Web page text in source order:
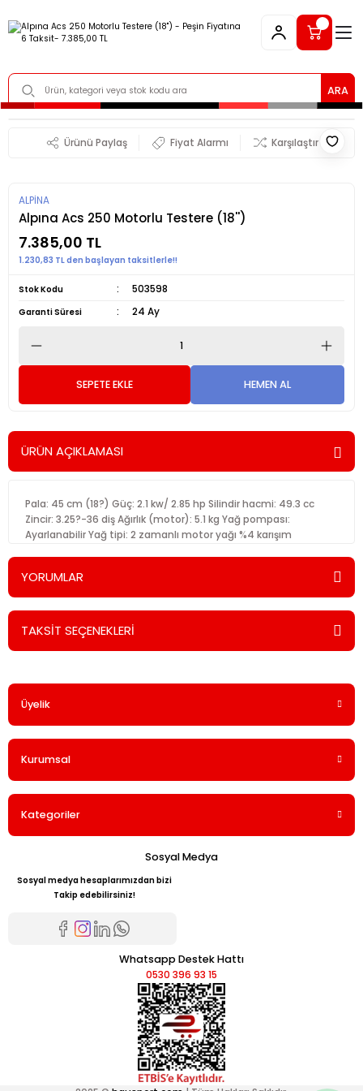
ARA
Ürünü Paylaş Fiyat Alarmı Karşılaştır
ALPİNA
Alpına Acs 250 Motorlu Testere (18'')
7.385,00 TL
1.230,83 TL den başlayan taksitlerle!!
Stok Kodu 503598
Garanti Süresi 24 Ay
SEPETE EKLE HEMEN AL
ÜRÜN AÇIKLAMASI
Pala: 45 cm (18?) Güç: 2.1 kw/ 2.85 hp Silindir hacmi: 49.3 cc
Zincir: 3.25?-36 diş Ağırlık (motor): 5.1 kg Yağ pompası:
Ayarlanabilir Yağ tipi: 2 zamanlı motor yağı %4 karışım
YORUMLAR
Bu ürüne ilk yorumu siz yapın!
TAKSİT SEÇENEKLERİ
Üyelik
Kurumsal
Kategoriler
Sosyal Medya
Sosyal medya hesaplarımızdan bizi
Takip edebilirsiniz!
Whatsapp Destek Hattı
0530 396 93 15